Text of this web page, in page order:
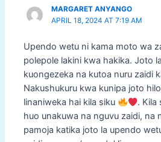
MARGARET ANYANGO
APRIL 18, 2024 AT 7:19 AM
Upendo wetu ni kama moto wa
polepole lakini kwa hakika. Joto
kuongezeka na kutoa nuru zaidi
Nakushukuru kwa kunipa joto
linaniweka hai kila siku
. Kila
huo unakuwa na nguvu zaidi, na
pamoja katika joto la upendo